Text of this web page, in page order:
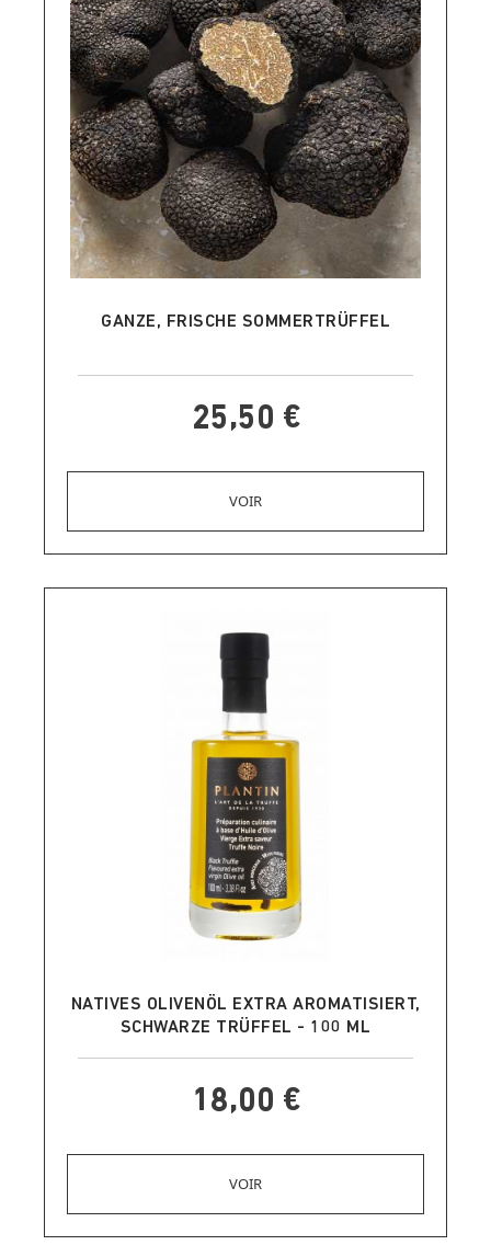
GANZE, FRISCHE SOMMERTRÜFFEL
25,50 €
NATIVES OLIVENÖL EXTRA AROMATISIERT,
SCHWARZE TRÜFFEL - 100 ML
18,00 €